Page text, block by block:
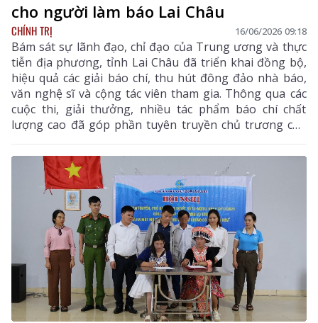
cho người làm báo Lai Châu
CHÍNH TRỊ 16/06/2026 09:18
Bám sát sự lãnh đạo, chỉ đạo của Trung ương và thực
tiễn địa phương, tỉnh Lai Châu đã triển khai đồng bộ,
hiệu quả các giải báo chí, thu hút đông đảo nhà báo,
văn nghệ sĩ và cộng tác viên tham gia. Thông qua các
cuộc thi, giải thưởng, nhiều tác phẩm báo chí chất
lượng cao đã góp phần tuyên truyền chủ trương của
Đảng, chính sách pháp luật của Nhà nước, quảng bá
hình ảnh đất và người Lai Châu; lan tỏa những giá trị
tốt đẹp trong đời sống xã hội.